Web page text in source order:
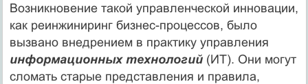
Возникновение такой управленческой инновации,
как реинжиниринг бизнес-процессов, было
вызвано внедрением в практику управления
информационных технологий(ИТ). Они могут
сломать старые представления и правила,